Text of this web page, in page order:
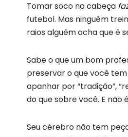
Tomar soco na cabeça
futebol. Mas ninguém
raios alguém acha que é
Sabe o que um bom
preservar o que você
apanhar por “tradição”,
do que sobre você. E não
Seu cérebro não tem